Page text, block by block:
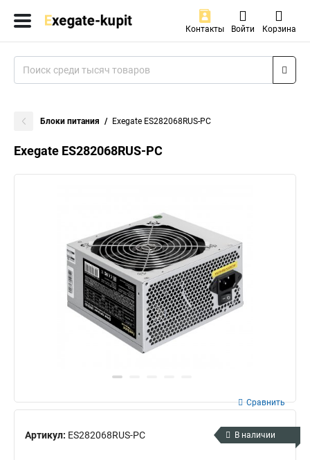
Контакты Войти Корзина
Блоки питания Exegate ES282068RUS-PC
Exegate ES282068RUS-PC
Артикул: ES282068RUS-PC
Сравнить
В наличии